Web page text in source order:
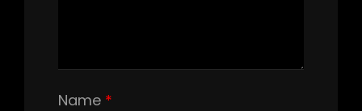
Name *